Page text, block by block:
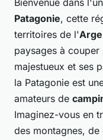
Bienvenue dans
Patagonie, cette
territoires de l'
paysages à
majestueux et ses
la Patagonie est
amateurs de
Imaginez-vous en
des montagnes,